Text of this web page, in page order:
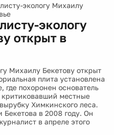
экологу Михаилу
экологу
открыт в
Михаилу Бекетову открыт
плита установлена
похоронен основатель
критиковавший местные
Химкинского леса.
Бекетова в 2008 году. Он
в апреле этого